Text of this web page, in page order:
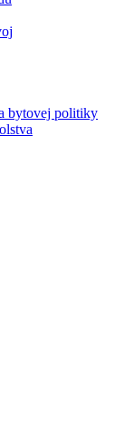
bytovej politiky